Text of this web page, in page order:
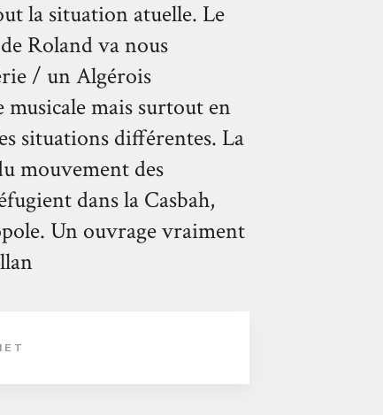
la situation atuelle. Le
Roland va nous
/ un Algérois
mais surtout en
situations différentes. La
mouvement des
dans la Casbah,
Un ouvrage vraiment